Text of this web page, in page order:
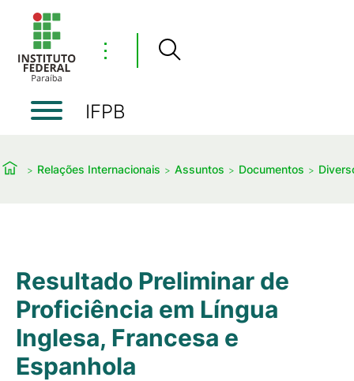
⋮
IFPB
Relações Internacionais Assuntos Documentos
Resultado Preliminar de
Proficiência em Língua
Inglesa, Francesa e
Espanhola